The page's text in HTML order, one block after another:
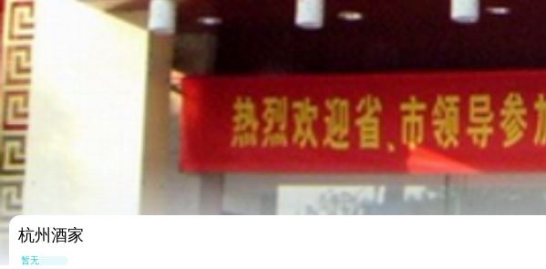
杭州酒家
暂无点评